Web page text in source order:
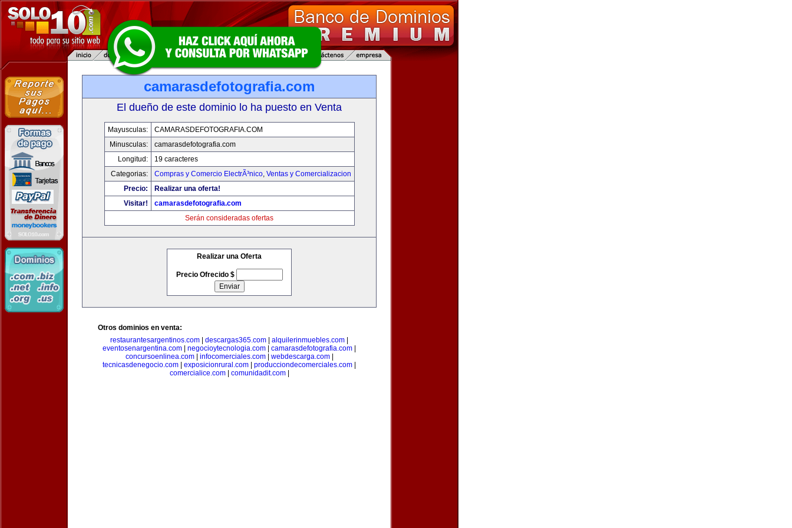
camarasdefotografia.com
El dueño de este dominio lo ha puesto en Venta
Mayusculas:
CAMARASDEFOTOGRAFIA.COM
Minusculas:
camarasdefotografia.com
Longitud:
19 caracteres
Categorias:
Compras y Comercio ElectrÃ³nico, Ventas y Comercializacion
Precio:
Realizar una oferta!
Visitar!
camarasdefotografia.com
Serán consideradas ofertas
Realizar una Oferta
Precio Ofrecido $
Otros dominios en venta:
restaurantesargentinos.com
descargas365.com alquilerinmuebles.com
eventosenargentina.com
negocioytecnologia.com camarasdefotografia.com
concursoenlinea.com| infocomerciales.com| webdescarga.com|
tecnicasdenegocio.com
exposicionrural.com producciondecomerciales.com
comercialice.com| comunidadit.com|